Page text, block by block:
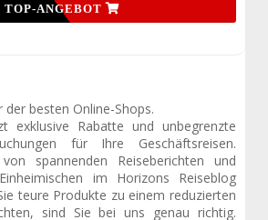
TOP-ANGEBOT
der besten Online-Shops.
exklusive Rabatte und unbegrenzte
für Ihre Geschäftsreisen.
spannenden Reiseberichten und
im Horizons Reiseblog
teure Produkte zu einem reduzierten
sind Sie bei uns genau richtig.